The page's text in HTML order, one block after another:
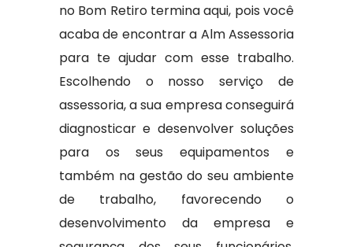
no Bom Retiro termina aqui, pois você
acaba de encontrar a Alm Assessoria
para te ajudar com esse trabalho.
Escolhendo o nosso serviço de
assessoria, a sua empresa conseguirá
diagnosticar e desenvolver soluções
para os seus equipamentos e
também na gestão do seu ambiente
de trabalho, favorecendo o
desenvolvimento da empresa e